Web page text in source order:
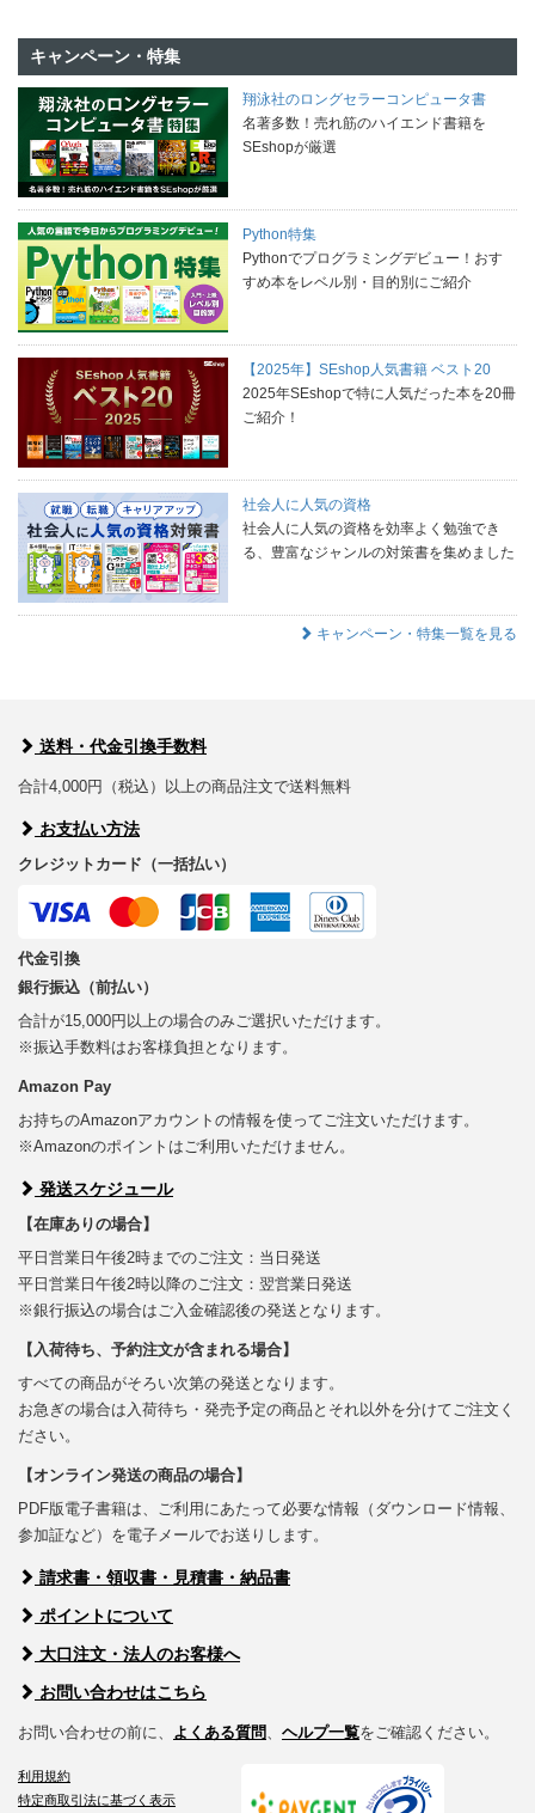
キャンペーン・特集
翔泳社のロングセラーコンピュータ書
名著多数！売れ筋のハイエンド書籍を
SEshopが厳選
Python特集
Pythonでプログラミングデビュー！おす
すめ本をレベル別・目的別にご紹介
【2025年】SEshop人気書籍 ベスト20
2025年SEshopで特に人気だった本を20冊
ご紹介！
社会人に人気の資格
社会人に人気の資格を効率よく勉強でき
る、豊富なジャンルの対策書を集めました
キャンペーン・特集一覧を見る
送料・代金引換手数料
合計4,000円（税込）以上の商品注文で送料無料
お支払い方法
クレジットカード（一括払い）
代金引換
銀行振込（前払い）
合計が15,000円以上の場合のみご選択いただけます。
※振込手数料はお客様負担となります。
Amazon Pay
お持ちのAmazonアカウントの情報を使ってご注文いただけます。
※Amazonのポイントはご利用いただけません。
発送スケジュール
【在庫ありの場合】
平日営業日午後2時までのご注文：当日発送
平日営業日午後2時以降のご注文：翌営業日発送
※銀行振込の場合はご入金確認後の発送となります。
【入荷待ち、予約注文が含まれる場合】
すべての商品がそろい次第の発送となります。
お急ぎの場合は入荷待ち・発売予定の商品とそれ以外を分けてご注文く
ださい。
【オンライン発送の商品の場合】
PDF版電子書籍は、ご利用にあたって必要な情報（ダウンロード情報、
参加証など）を電子メールでお送りします。
請求書・領収書・見積書・納品書
ポイントについて
大口注文・法人のお客様へ
お問い合わせはこちら
お問い合わせの前に、 よくある質問、 ヘルプ一覧をご確認ください。
利用規約
特定商取引法に基づく表示